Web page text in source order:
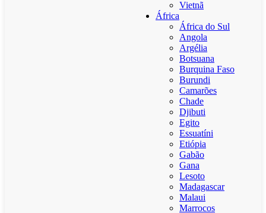
Vietnã
África
África do Sul
Angola
Argélia
Botsuana
Burquina Faso
Burundi
Camarões
Chade
Djibuti
Egito
Essuatíni
Etiópia
Gabão
Gana
Lesoto
Madagascar
Malaui
Marrocos